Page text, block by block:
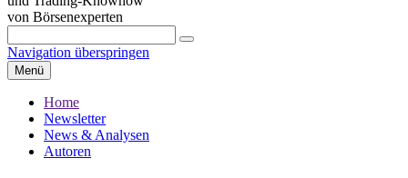
von Börsenexperten
Navigation überspringen
Menü
Home
Newsletter
News & Analysen
Autoren